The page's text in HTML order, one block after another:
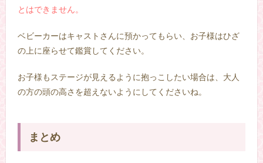
とはできません。
ベビーカーはキャストさんに預かってもらい、お子様はひざ
の上に座らせて鑑賞してください。
お子様もステージが見えるように抱っこしたい場合は、大人
の方の頭の高さを超えないようにしてくださいね。
まとめ